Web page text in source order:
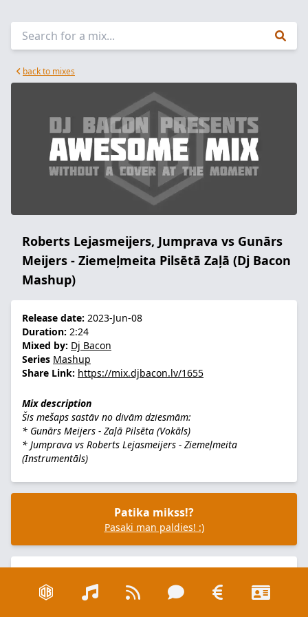
back to mixes
Roberts Lejasmeijers, Jumprava vs Gunārs
Meijers - Ziemeļmeita Pilsētā Zaļā (Dj Bacon
Mashup)
Release date: 2023-Jun-08
Duration: 2:24
Mixed by: Dj Bacon
Series Mashup
Share Link: https://mix.djbacon.lv/1655
Mix description
Šis mešaps sastāv no divām dziesmām:
* Gunārs Meijers - Zaļā Pilsēta (Vokāls)
* Jumprava vs Roberts Lejasmeijers - Ziemeļmeita
(Instrumentāls)
Patika mikss!?
Pasaki man paldies! :)